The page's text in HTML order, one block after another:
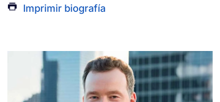
Imprimir biografía